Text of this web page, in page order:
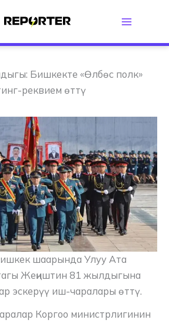
Бишкекте «Өлбөс полк»
реквием өттү
шаарында Улуу Ата
Жеңиштин 81 жылдыгына
эскерүү иш-чаралары өттү.
Коргоо министрлигинин